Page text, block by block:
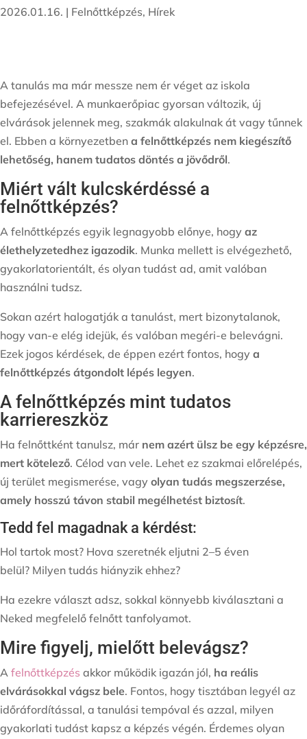
2026.01.16. | Felnőttképzés, Hírek
A tanulás ma már messze nem ér véget az iskola
befejezésével. A munkaerőpiac gyorsan változik, új
elvárások jelennek meg, szakmák alakulnak át vagy tűnnek
el. Ebben a környezetben a felnőttképzés nem kiegészítő
lehetőség, hanem tudatos döntés a jövődről.
Miért vált kulcskérdéssé a
felnőttképzés?
A felnőttképzés egyik legnagyobb előnye, hogy az
élethelyzetedhez igazodik. Munka mellett is elvégezhető,
gyakorlatorientált, és olyan tudást ad, amit valóban
használni tudsz.
Sokan azért halogatják a tanulást, mert bizonytalanok,
hogy van-e elég idejük, és valóban megéri-e belevágni.
Ezek jogos kérdések, de éppen ezért fontos, hogy a
felnőttképzés átgondolt lépés legyen.
A felnőttképzés mint tudatos
karriereszköz
Ha felnőttként tanulsz, már nem azért ülsz be egy képzésre,
mert kötelező. Célod van vele. Lehet ez szakmai előrelépés,
új terület megismerése, vagy olyan tudás megszerzése,
amely hosszú távon stabil megélhetést biztosít.
Tedd fel magadnak a kérdést:
Hol tartok most? Hova szeretnék eljutni 2–5 éven
belül? Milyen tudás hiányzik ehhez?
Ha ezekre választ adsz, sokkal könnyebb kiválasztani a
Neked megfelelő felnőtt tanfolyamot.
Mire figyelj, mielőtt belevágsz?
A felnőttképzés akkor működik igazán jól, ha reális
elvárásokkal vágsz bele. Fontos, hogy tisztában legyél az
időráfordítással, a tanulási tempóval és azzal, milyen
gyakorlati tudást kapsz a képzés végén. Érdemes olyan